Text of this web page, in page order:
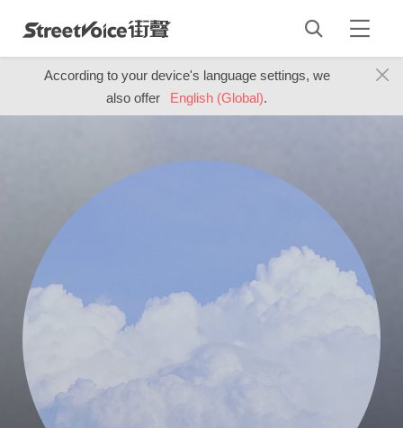
According to your device's language settings, we
also offer
English (Global).